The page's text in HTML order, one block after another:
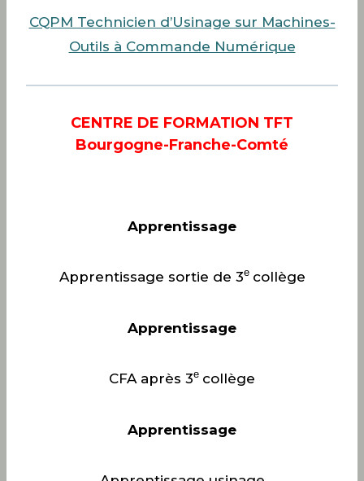
CQPM Technicien d’Usinage sur Machines-
Outils à Commande Numérique
CENTRE DE FORMATION TFT
Bourgogne-Franche-Comté
Apprentissage
Apprentissage sortie de 3e collège
Apprentissage
CFA après 3e collège
Apprentissage